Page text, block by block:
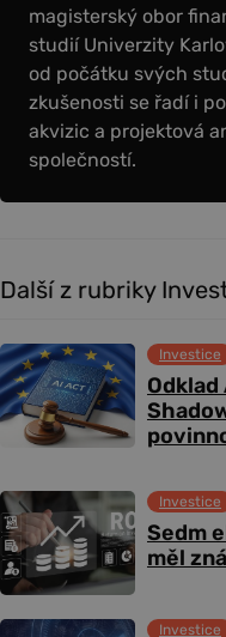
magisterský obor
studií Univerzity
od počátku svých
zkušenosti se řadí i
akvizic a projektová
společností.
Další z rubriky
Investice
Sedm
měl
Investice
Investice